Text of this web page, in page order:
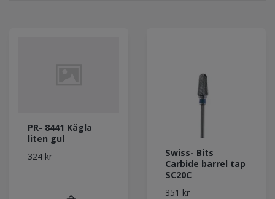
PR- 8441 Kägla
liten gul
324 kr
Swiss- Bits
Carbide barrel tap
SC20C
351 kr